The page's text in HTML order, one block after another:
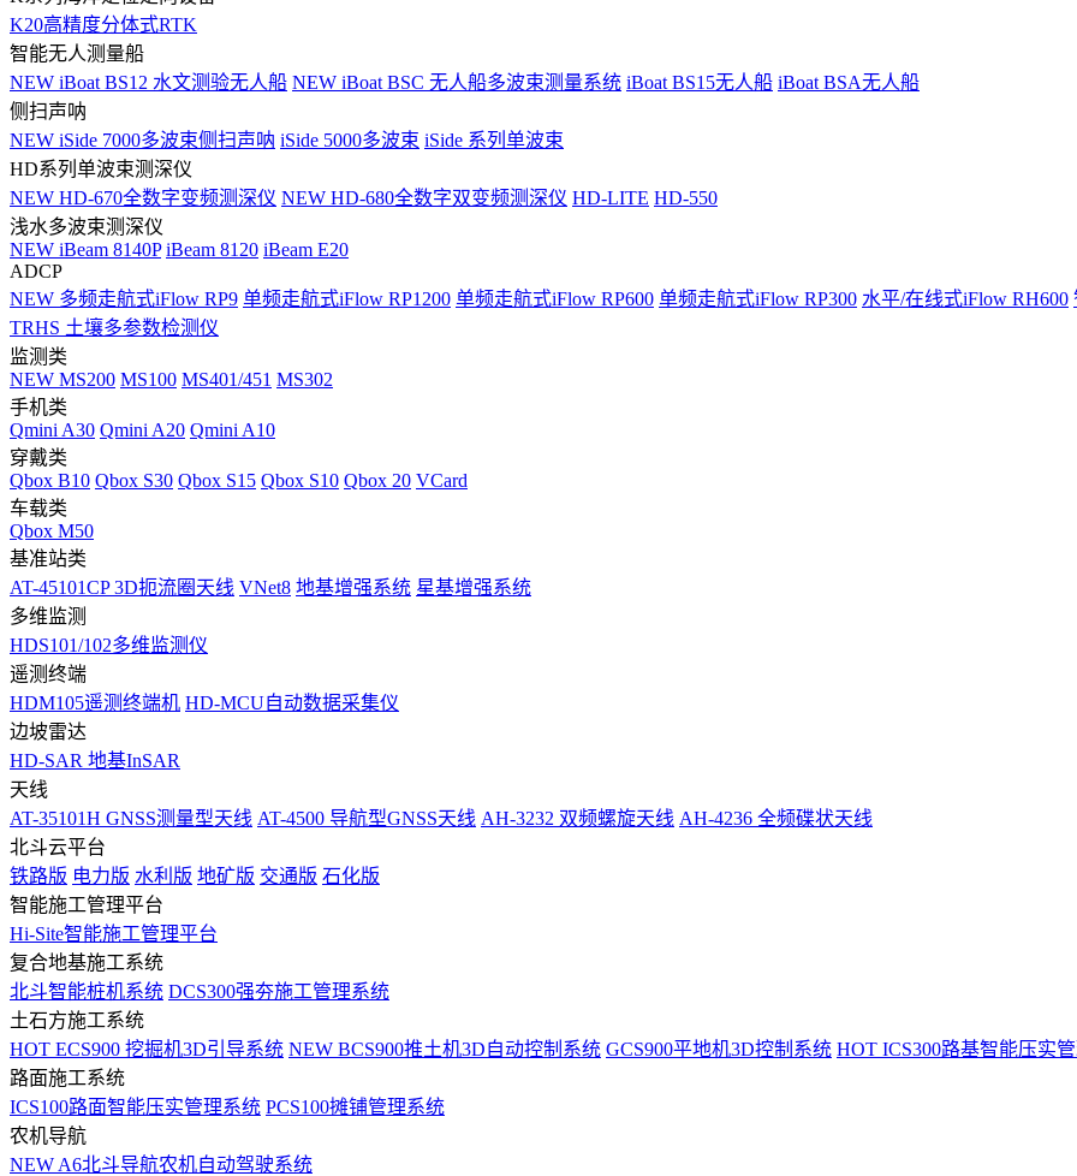
K20高精度分体式RTK
智能无人测量船
NEW iBoat BS12 水文测验无人船 NEW iBoat BSC 无人船多波束测量系统 iBoat BS15无人船 iBoat BSA无人船
侧扫声呐
NEW iSide 7000多波束侧扫声呐 iSide 5000多波束 iSide 系列单波束
HD系列单波束测深仪
NEW HD-670全数字变频测深仪 NEW HD-680全数字双变频测深仪 HD-LITE HD-550
浅水多波束测深仪
NEW iBeam 8140P iBeam 8120 iBeam E20
ADCP
NEW 多频走航式iFlow RP9 单频走航式iFlow RP1200 单频走航式iFlow RP600 单频走航式iFlow RP300 水平/在线式iFlow RH600
TRHS 土壤多参数检测仪
监测类
NEW MS200 MS100 MS401/451 MS302
手机类
Qmini A30 Qmini A20 Qmini A10
穿戴类
Qbox B10 Qbox S30 Qbox S15 Qbox S10 Qbox 20 VCard
车载类
Qbox M50
基准站类
AT-45101CP 3D扼流圈天线 VNet8 地基增强系统 星基增强系统
多维监测
HDS101/102多维监测仪
遥测终端
HDM105遥测终端机 HD-MCU自动数据采集仪
边坡雷达
HD-SAR 地基InSAR
天线
AT-35101H GNSS测量型天线 AT-4500 导航型GNSS天线 AH-3232 双频螺旋天线 AH-4236 全频碟状天线
北斗云平台
铁路版 电力版 水利版 地矿版 交通版 石化版
智能施工管理平台
Hi-Site智能施工管理平台
复合地基施工系统
北斗智能桩机系统 DCS300强夯施工管理系统
土石方施工系统
HOT ECS900 挖掘机3D引导系统 NEW BCS900推土机3D自动控制系统 GCS900平地机3D控制系统 HOT ICS300路基智能压实
路面施工系统
ICS100路面智能压实管理系统 PCS100摊铺管理系统
农机导航
NEW A6北斗导航农机自动驾驶系统